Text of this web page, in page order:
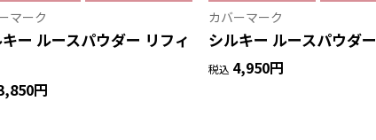
マーク
ー ルースパウダー リフィ
円
カバーマーク
シルキー ルースパウダー
税込 4,950円